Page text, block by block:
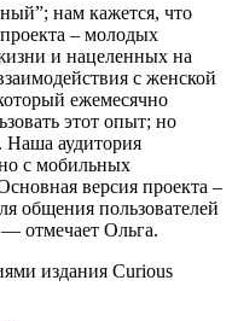
нам кажется, что
– молодых
и нацеленных на
с женской
ежемесячно
этот опыт; но
Наша аудитория
с мобильных
версия проекта –
общения пользователей
— отмечает Ольга.
издания Curious